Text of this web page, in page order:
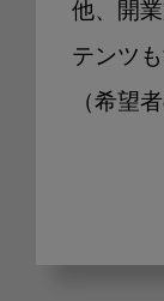
他、開
テンツ
（希望